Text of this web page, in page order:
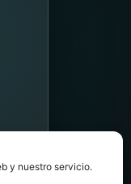
y nuestro servicio.